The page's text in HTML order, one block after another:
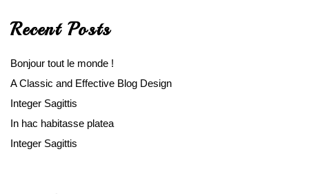
Recent Posts
Bonjour tout le monde !
A Classic and Effective Blog Design
Integer Sagittis
In hac habitasse platea
Integer Sagittis